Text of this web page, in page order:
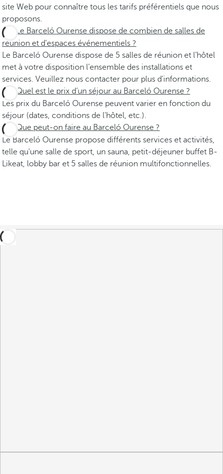
site Web pour connaître tous les tarifs préférentiels que nous
proposons.
Le Barceló Ourense dispose de combien de salles de
réunion et d'espaces événementiels ?
Le Barceló Ourense dispose de 5 salles de réunion et l’hôtel
met à votre disposition l’ensemble des installations et
services. Veuillez nous contacter pour plus d'informations.
Quel est le prix d’un séjour au Barceló Ourense ?
Les prix du Barceló Ourense peuvent varier en fonction du
séjour (dates, conditions de l’hôtel, etc.).
Que peut-on faire au Barceló Ourense ?
Le Barceló Ourense propose différents services et activités,
telle qu'une salle de sport, un sauna, petit-déjeuner buffet B-
Likeat, lobby bar et 5 salles de réunion multifonctionnelles.